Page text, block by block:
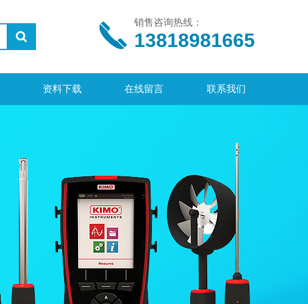
销售咨询热线：
13818981665
资料下载 在线留言 联系我们